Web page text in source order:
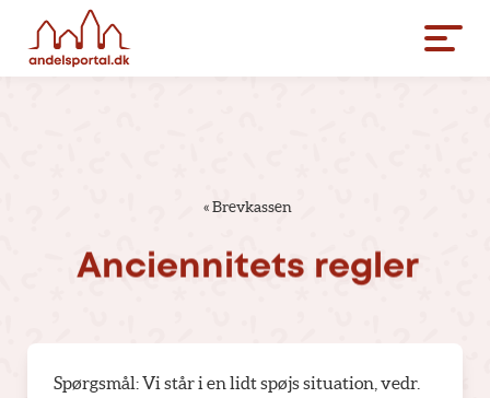
«Brevkassen
Anciennitets regler
Spørgsmål: Vi står i en lidt spøjs situation, vedr.